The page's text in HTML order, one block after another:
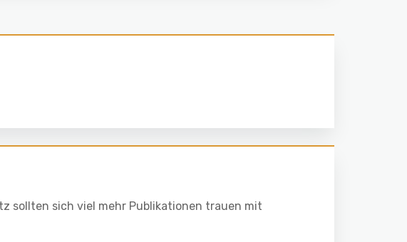
sollten sich viel mehr Publikationen trauen mit